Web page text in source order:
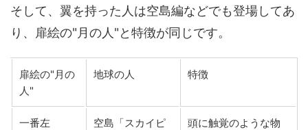
そして、翼を持った人は空島編などでも登場してあ
り、扉絵の"月の人"と特徴が同じです。
扉絵の"月の
人"
地球の人 特徴
一番左
空島「スカイピ
頭に触覚のような物